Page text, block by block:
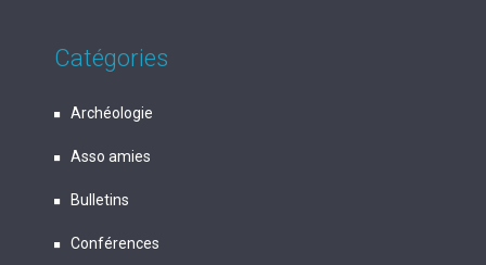
Catégories
Archéologie
Asso amies
Bulletins
Conférences